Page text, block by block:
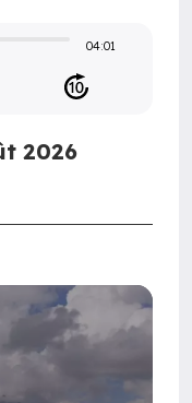
04:01
2026